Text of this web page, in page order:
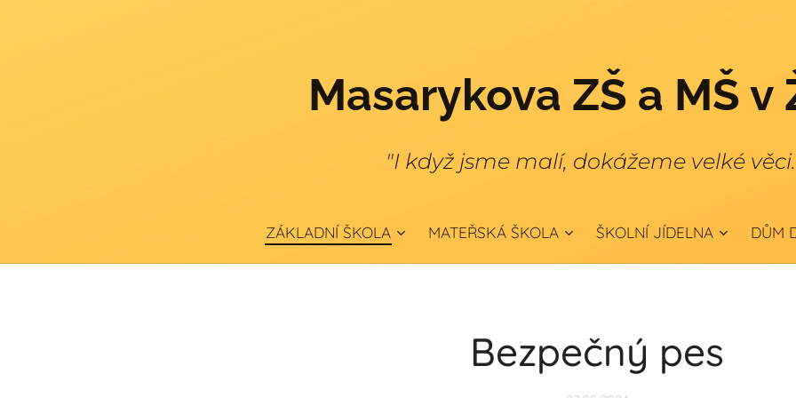
Masarykova ZŠ a MŠ
"I když jsme malí, dokážeme velké
ZÁKLADNÍ ŠKOLA MATEŘSKÁ ŠKOLA ŠKOLNÍ JÍDELNA DŮM
Bezpečný pes